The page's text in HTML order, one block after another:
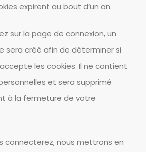
expirent au bout d’un an.
sur la page de connexion, un
sera créé afin de déterminer si
les cookies. Il ne contient
et sera supprimé
à la fermeture de votre
connecterez, nous mettrons en